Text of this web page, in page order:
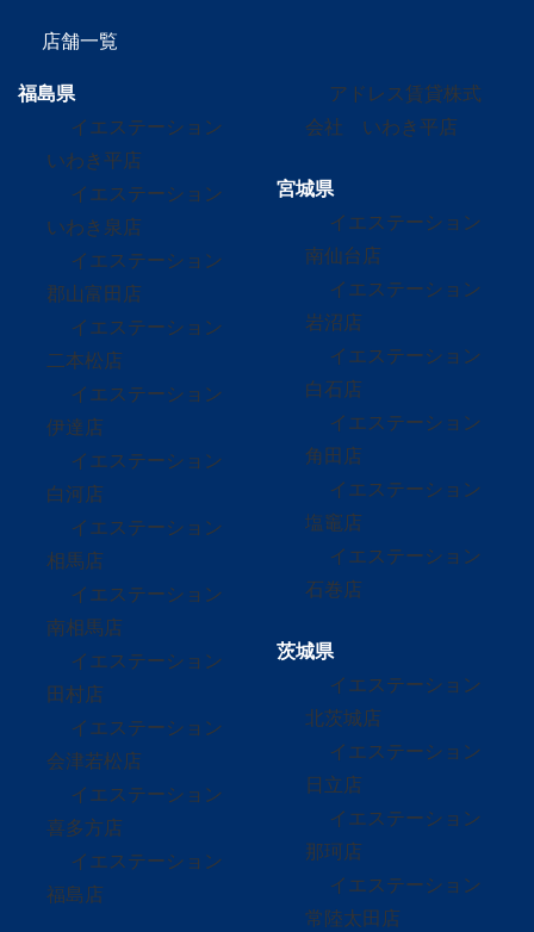
店舗一覧
福島県
イエステーション
いわき平店
イエステーション
いわき泉店
イエステーション
郡山富田店
イエステーション
二本松店
イエステーション
伊達店
イエステーション
白河店
イエステーション
相馬店
イエステーション
南相馬店
イエステーション
田村店
イエステーション
会津若松店
イエステーション
喜多方店
イエステーション
福島店
アドレス賃貸株式
会社 いわき平店
宮城県
イエステーション
南仙台店
イエステーション
岩沼店
イエステーション
白石店
イエステーション
角田店
イエステーション
塩竈店
イエステーション
石巻店
茨城県
イエステーション
北茨城店
イエステーション
日立店
イエステーション
那珂店
イエステーション
常陸太田店